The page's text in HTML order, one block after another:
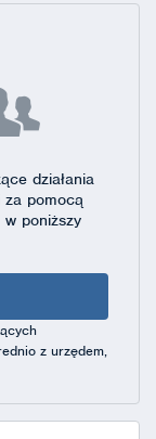
działania
za pomocą
poniższy
z urzędem,